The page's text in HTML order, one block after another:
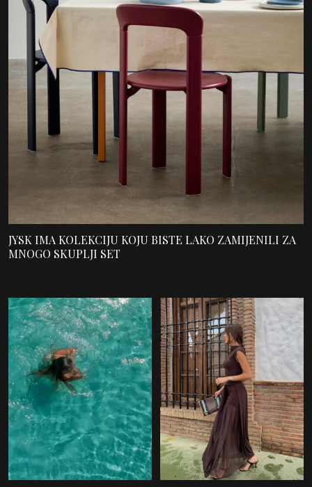
JYSK IMA KOLEKCIJU KOJU BISTE LAKO ZAMIJENILI ZA
MNOGO SKUPLJI SET